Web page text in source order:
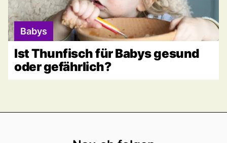
Babys
Ist Thunfisch für Babys gesund
oder gefährlich?